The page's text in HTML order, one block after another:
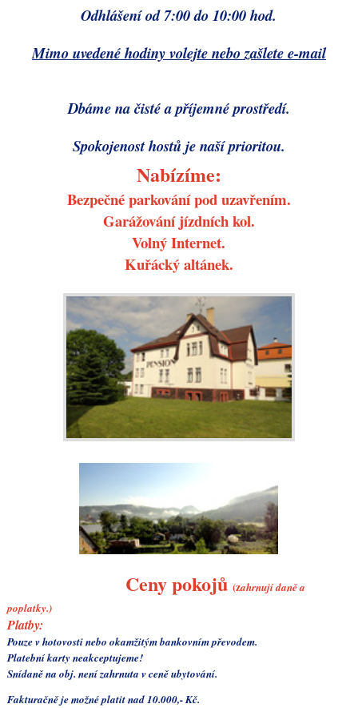
Odhlášení od 7:00 do 10:00 hod.
Mimo uvedené hodiny volejte nebo zašlete e-mail
Dbáme na čisté a příjemné prostředí.
Spokojenost hostů je naší prioritou.
Nabízíme:
Bezpečné parkování pod uzavřením.
Garážování jízdních kol.
Volný Internet.
Kuřácký altánek.
Ceny pokojů (zahrnují daně a
poplatky.)
Platby:
Pouze v hotovosti nebo okamžitýmbankovním převodem.
Platební karty neakceptujeme!
Snídaně na obj. není zahrnuta v ceně ubytování.
Fakturačně je možné platit nad 10.000,- Kč.